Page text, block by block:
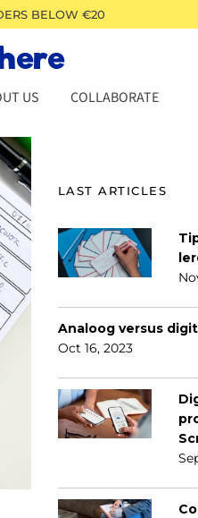
BELOW €20
US COLLABORATE
LAST ARTICLES
Analoog versus
Oct 16, 2023